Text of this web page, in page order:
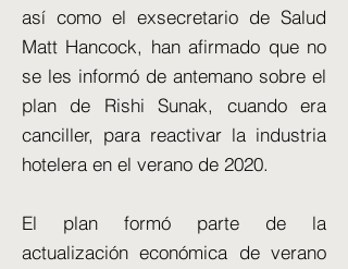
así como el exsecretario de Salud
Matt Hancock, han afirmado que no
se les informó de antemano sobre el
plan de Rishi Sunak, cuando era
canciller, para reactivar la industria
hotelera en el verano de 2020.
El plan formó parte de la
actualización económica de verano